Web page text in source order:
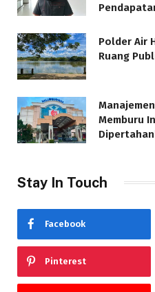
Polder Air
Ruang
Memburu
Stay In Touch
Facebook
Pinterest